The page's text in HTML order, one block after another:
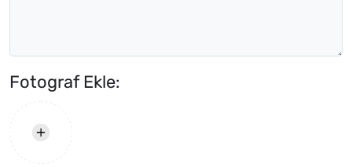
Fotograf Ekle: